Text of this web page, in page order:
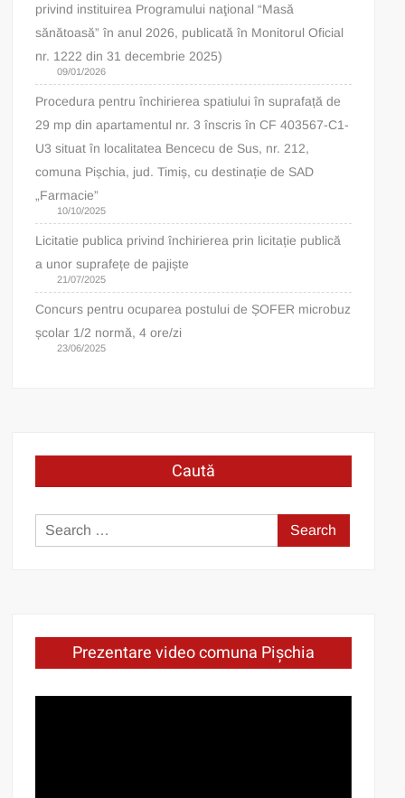
privind instituirea Programului naţional “Masă
sănătoasă” în anul 2026, publicată în Monitorul Oficial
nr. 1222 din 31 decembrie 2025)
09/01/2026
Procedura pentru închirierea spatiului în suprafață de
29 mp din apartamentul nr. 3 înscris în CF 403567-C1-
U3 situat în localitatea Bencecu de Sus, nr. 212,
comuna Pișchia, jud. Timiș, cu destinație de SAD
„Farmacie”
10/10/2025
Licitatie publica privind închirierea prin licitație publică
a unor suprafețe de pajiște
21/07/2025
Concurs pentru ocuparea postului de ȘOFER microbuz
școlar 1/2 normă, 4 ore/zi
23/06/2025
Caută
Search
for:
Prezentare video comuna Pișchia